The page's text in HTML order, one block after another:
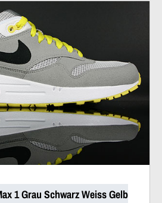
1 Grau Schwarz Weiss Gelb